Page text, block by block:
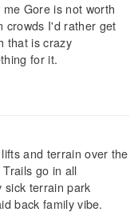
Gore is not worth
crowds I'd rather get
that is crazy
for it.
and terrain over the
go in all
sick terrain park
back family vibe.